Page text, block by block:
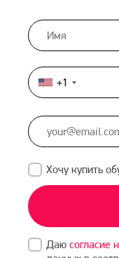
United
States
+1
+1
Хочу купить
Даю согласие